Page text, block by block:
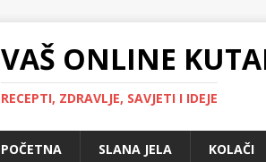
VAŠ ONLINE
RECEPTI, ZDRAVLJE, SAVJETI I IDEJE
POČETNA SLANA JELA KOLAČI